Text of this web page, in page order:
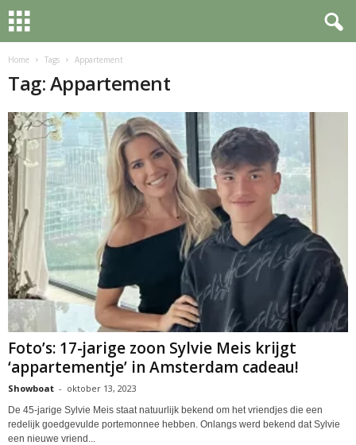
Home Tags Appartement
Tag: Appartement
Foto’s: 17-jarige zoon Sylvie Meis krijgt
‘appartementje’ in Amsterdam cadeau!
Showboat - oktober 13, 2023
De 45-jarige Sylvie Meis staat natuurlijk bekend om het vriendjes die een
redelijk goedgevulde portemonnee hebben. Onlangs werd bekend dat Sylvie
een nieuwe vriend...